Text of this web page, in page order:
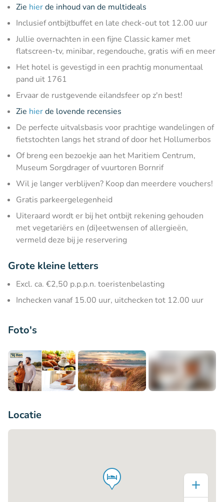
Zie hierde inhoud van de multideals
Inclusief ontbijtbuffet en late check-out tot 12.00 uur
Jullie overnachten in een fijne Classic kamer met
flatscreen-tv, minibar, regendouche, gratis wifi en meer
Het hotel is gevestigd in een prachtig monumentaal
pand uit 1761
Ervaar de rustgevende eilandsfeer op z'n best!
Zie hierde lovende recensies
De perfecte uitvalsbasis voor prachtige wandelingen of
fietstochten langs het strand of door het Hollumerbos
Of breng een bezoekje aan het Maritiem Centrum,
Museum Sorgdrager of vuurtoren Bornrif
Wil je langer verblijven? Koop dan meerdere vouchers!
Gratis parkeergelegenheid
Uiteraard wordt er bij het ontbijt rekening gehouden
met vegetariërs en (di)eetwensen of allergieën,
vermeld deze bij je reservering
Grote kleine letters
Excl. ca. €2,50 p.p.p.n. toeristenbelasting
Inchecken vanaf 15.00 uur, uitchecken tot 12.00 uur
Foto's
Locatie